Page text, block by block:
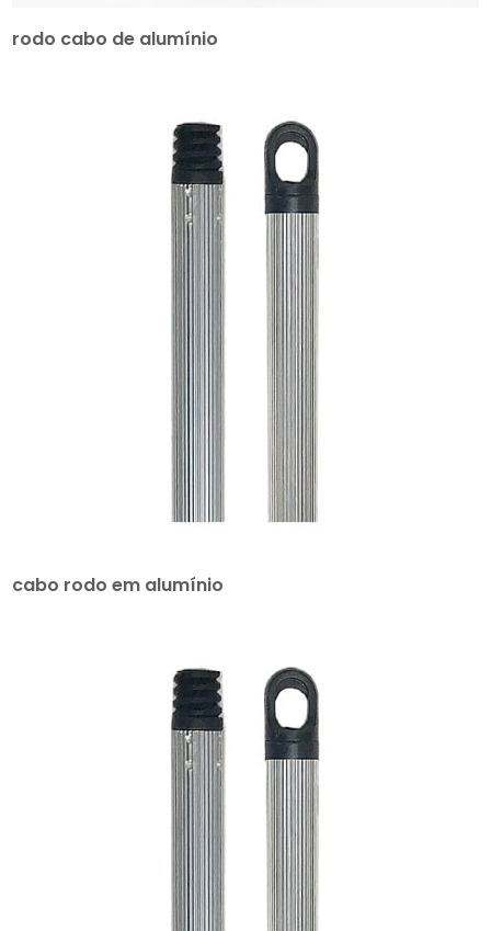
rodo cabo de alumínio
cabo rodo em alumínio